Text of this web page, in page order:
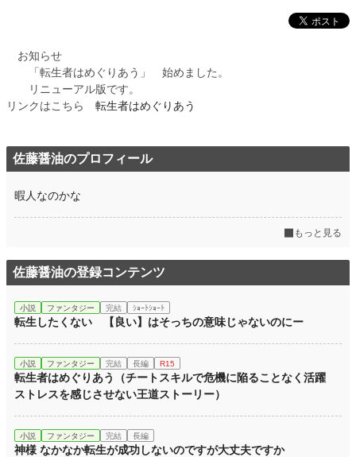
お知らせ
「転生者はめぐりあう」 始めました。
リニューアル版です。
リンクはこちら 転生者はめぐりあう
佐藤醤油のプロフィール
暇人なのかな
もっと見る
佐藤醤油の登録コンテンツ
小説 ファンタジー 完結 ｼｮｰﾄｼｮｰﾄ
転生したくない 【良い】はそっちの意味じゃないのにー
小説 ファンタジー 完結 長編 R15
転生者はめぐりあう（チートスキルで危機に陥ることなく活躍
ストレスを感じさせない王道ストーリー）
小説 ファンタジー 完結 長編
神様 なかなか転生が成功しないのですが大丈夫ですか